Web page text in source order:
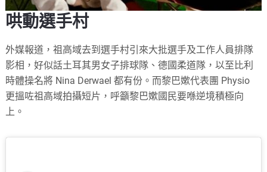
哄動選手村
外媒報道，祖高域去到選手村引來大批選手及工作人員排隊
影相，好似話土耳其男女子排球隊、德國柔道隊，以至比利
時體操名將 Nina Derwael 都有份。而黎巴嫰代表團 Physio
更搵咗祖高域拍攝短片，呼籲黎巴嫰國民要喺逆境積極向
上。